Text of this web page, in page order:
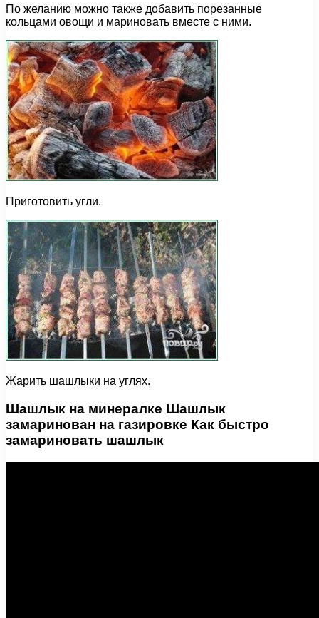
По желанию можно также добавить порезанные
кольцами овощи и мариновать вместе с ними.
Приготовить угли.
Жарить шашлыки на углях.
Шашлык на минералке Шашлык
замаринован на газировке Как быстро
замариновать шашлык